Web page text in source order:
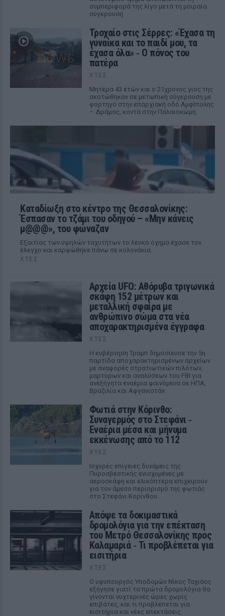
συμπεριφορά της λίγο μετά τη μοιραία
σύγκρουση
Τροχαίο στις Σέρρες: «Έχασα τη
γυναίκα και το παιδί μου, τα
έχασα όλα» ‑ Ο πόνος του
πατέρα
ΧΤΕΣ
Μητέρα 43 ετών και ο 21χρονος γιος της
σκοτώθηκαν σε μετωπική σύγκρουση με
φορτηγό στην επαρχιακή οδό Αμφίπολης
– Δράμας, κοντά στην Παλαιοκώμη.
Καταδίωξη στο κέντρο της Θεσσαλονίκης:
Έσπασαν το τζάμι του οδηγού – «Μην κάνεις
μ@@@», του φώναζαν
Εξαιτίας των υψηλών ταχυτήτων το λευκό όχημα έχασε τον
έλεγχο και καρφώθηκε πάνω σε κολονάκια.
ΧΤΕΣ
Αρχεία UFO: Αθόρυβα τριγωνικά
σκάφη 152 μέτρων και
μεταλλική σφαίρα με
ανθρώπινο σώμα στα νέα
αποχαρακτηρισμένα έγγραφα
ΧΤΕΣ
Η κυβέρνηση Τραμπ δημοσίευσε την 5η
παρτίδα αποχαρακτηρισμένων αρχείων
με αναφορές στρατιωτικών πιλότων,
μαρτύρων και αναλύσεων του FBI για
ανεξήγητα εναέρια φαινόμενα σε ΗΠΑ,
Βραζιλία και Αφγανιστάν.
Φωτιά στην Κόρινθο:
Συναγερμός στο Στεφάνι ‑
Εναέρια μέσα και μήνυμα
εκκένωσης από το 112
ΧΤΕΣ
Ισχυρές επίγειες δυνάμεις της
Πυροσβεστικής ενισχυμένες με
αεροσκάφη και ελικόπτερα επιχειρούν
για τον άμεσο περιορισμό της φωτιάς
στο Στεφάνι Κορίνθου.
Απόψε τα δοκιμαστικά
δρομολόγια για την επέκταση
του Μετρό Θεσσαλονίκης προς
Καλαμαριά ‑ Τι προβλέπεται για
εισιτήρια
ΧΤΕΣ
Ο υφυπουργός Υποδομών Νίκος Ταχιάος
εξήγησε γιατί τα πρώτα δρομολόγια θα
γίνονται νυχτερινές ώρες χωρίς
επιβάτες, και τι προβλέπεται για
εισιτήρια και νέες επεκτάσεις.